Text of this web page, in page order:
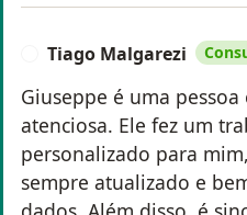
Tiago Malgarezi
Giuseppe é uma
atenciosa. Ele fez um
personalizado para
sempre atualizado e